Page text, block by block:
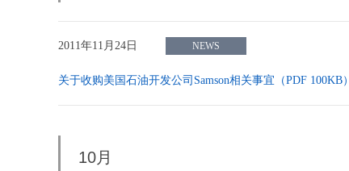
2011年11月24日 NEWS
关于收购美国石油开发公司Samson相关事宜（PDF 100KB）
10月